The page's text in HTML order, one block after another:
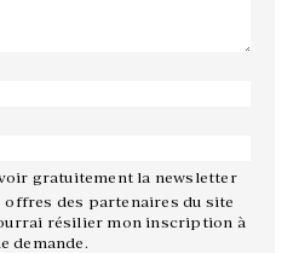
gratuitement la newsletter
des partenaires du site
résilier mon inscription à
demande.